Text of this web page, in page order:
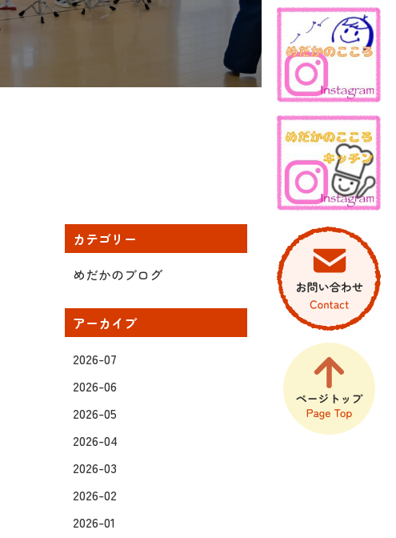
カテゴリー
めだかのブログ
アーカイブ
2026-07
2026-06
2026-05
2026-04
2026-03
2026-02
2026-01